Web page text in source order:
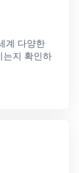
계 다양한
는지 확인하